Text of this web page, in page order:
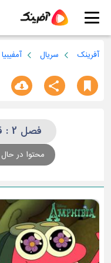
آفرینک سریال آمفیبیا
فصل 2 : قسمت سی و ششم
محتوا در